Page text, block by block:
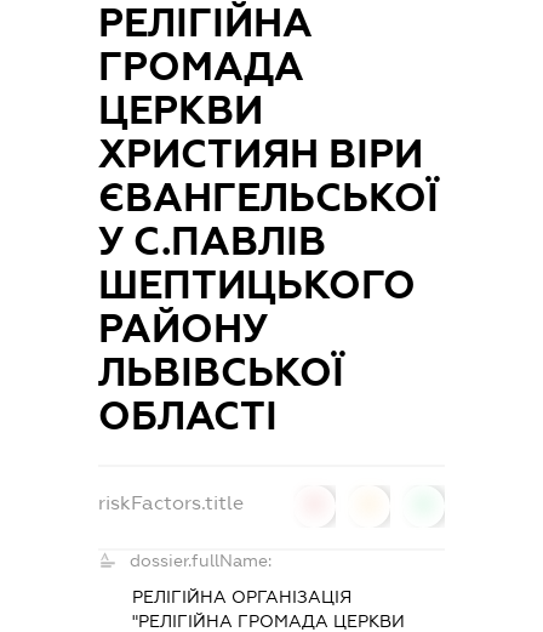
РЕЛІГІЙНА
ГРОМАДА
ЦЕРКВИ
ХРИСТИЯН ВІРИ
ЄВАНГЕЛЬСЬКОЇ
У С.ПАВЛІВ
ШЕПТИЦЬКОГО
РАЙОНУ
ЛЬВІВСЬКОЇ
ОБЛАСТІ
riskFactors.title
dossier.fullName:
РЕЛІГІЙНА ОРГАНІЗАЦІЯ
"РЕЛІГІЙНА ГРОМАДА ЦЕРКВИ